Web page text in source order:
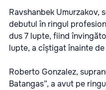
Ravshanbek Umurzakov,
debutul în ringul
dus 7 lupte, fiind
lupte, a cîștigat înainte de
Roberto Gonzalez,
Batangas”, a avut pe